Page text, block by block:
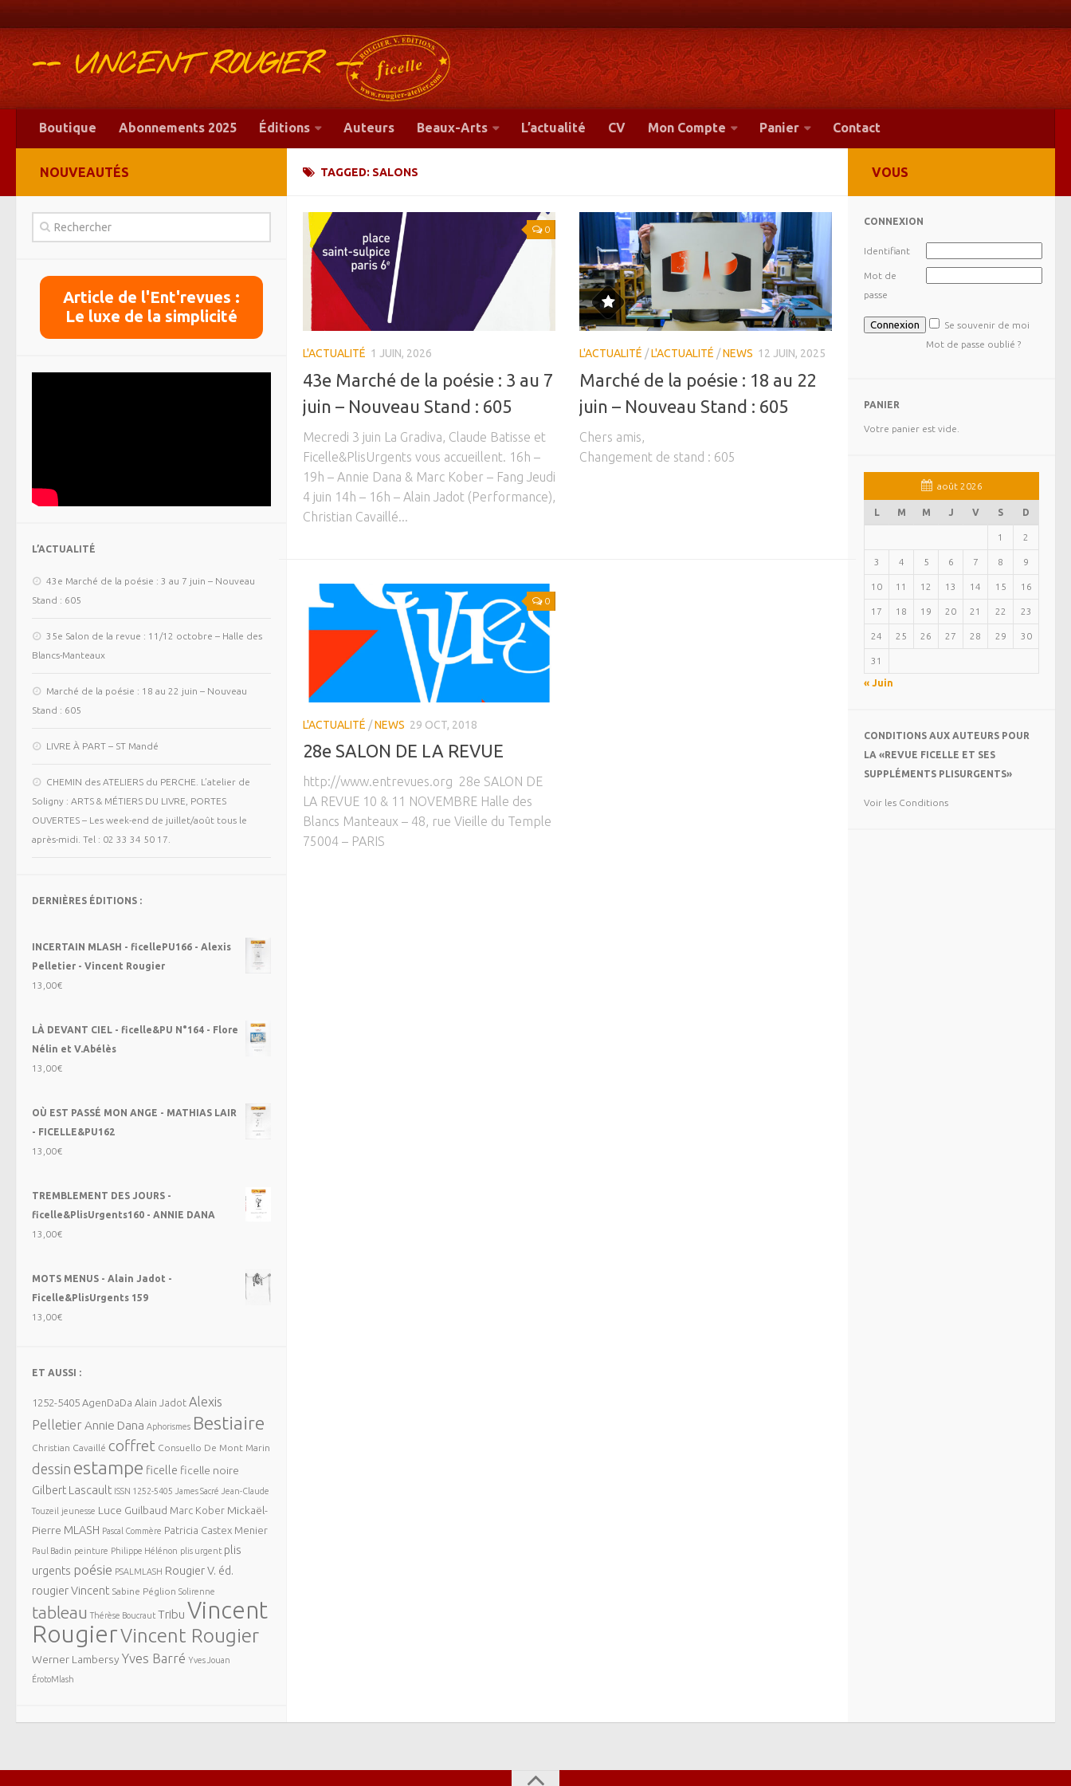
-- VINCENT ROUGIER --
Boutique Abonnements 2025 Éditions Auteurs Beaux-Arts L’actualité CV Mon Compte Panier Contact
TAGGED: SALONS
0
L'ACTUALITÉ 1 JUIN, 2026
43e Marché de la poésie : 3 au 7
juin – Nouveau Stand : 605
Mecredi 3 juin La Gradiva, Claude Batisse et
Ficelle&PlisUrgents vous accueillent. 16h –
19h – Annie Dana & Marc Kober – Fang Jeudi
4 juin 14h – 16h – Alain Jadot (Performance),
Christian Cavaillé...
L'ACTUALITÉ /L'ACTUALITÉ /NEWS 12 JUIN, 2025
Marché de la poésie : 18 au 22
juin – Nouveau Stand : 605
Chers amis,
Changement de stand : 605
0
L'ACTUALITÉ /NEWS 29 OCT, 2018
28e SALON DE LA REVUE
http://www.entrevues.org 28e SALON DE
LA REVUE 10 & 11 NOVEMBRE Halle des
Blancs Manteaux – 48, rue Vieille du Temple
75004 – PARIS
NOUVEAUTÉS
Article de l'Ent'revues :
Le luxe de la simplicité
L’ACTUALITÉ
43e Marché de la poésie : 3 au 7 juin – Nouveau
Stand : 605
35e Salon de la revue : 11/12 octobre – Halle des
Blancs-Manteaux
Marché de la poésie : 18 au 22 juin – Nouveau
Stand : 605
LIVRE À PART – ST Mandé
CHEMIN des ATELIERS du PERCHE. L’atelier de
Soligny : ARTS & MÉTIERS DU LIVRE, PORTES
OUVERTES – Les week-end de juillet/août tous le
après-midi. Tel : 02 33 34 50 17.
DERNIÈRES ÉDITIONS :
INCERTAIN MLASH - ficellePU166 - Alexis
Pelletier - Vincent Rougier
13,00€
LÀ DEVANT CIEL - ficelle&PU N°164 - Flore
Nélin et V.Abélès
13,00€
OÙ EST PASSÉ MON ANGE - MATHIAS LAIR
- FICELLE&PU162
13,00€
TREMBLEMENT DES JOURS -
ficelle&PlisUrgents160 - ANNIE DANA
13,00€
MOTS MENUS - Alain Jadot -
Ficelle&PlisUrgents 159
13,00€
ET AUSSI :
1252-5405 AgenDaDa Alain Jadot Alexis
PelletierAnnie Dana Aphorismes Bestiaire
Christian Cavaillé coffret Consuello De Mont Marin
dessin estampe ficelle ficelle noire
Gilbert Lascault ISSN 1252-5405 James Sacré Jean-Claude
Touzeil jeunesse Luce Guilbaud Marc Kober Mickaël-
Pierre MLASH Pascal Commère Patricia Castex Menier
Paul Badin peinture Philippe Hélénon plis urgent plis
urgents poésie PSALMLASH Rougier V. éd.
rougier Vincent Sabine Péglion Solirenne
tableau Thérèse Boucraut Tribu Vincent
RougierVincent Rougier
Werner Lambersy Yves Barré Yves Jouan
ÉrotoMlash
VOUS
CONNEXION
Identifiant
Mot de
passe
Se souvenir de moi
Mot de passe oublié ?
PANIER
Votre panier est vide.
août 2026
L M M J V S D
1 2
3 4 5 6 7 8 9
10 11 12 13 14 15 16
17 18 19 20 21 22 23
24 25 26 27 28 29 30
31
« Juin
CONDITIONS AUX AUTEURS POUR
LA «REVUE FICELLE ET SES
SUPPLÉMENTS PLISURGENTS»
Voir les Conditions